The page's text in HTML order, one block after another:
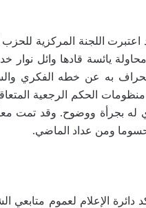
اعتبرت اللجنة المركزية
يائسة قادها وائل
به عن خطه الفكري
له بجرأة ووضوح. وقد تمت
ومن عداد الماضي.
دائرة الإعلام لعموم